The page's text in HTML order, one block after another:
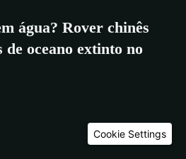
água? Rover chinês
de oceano extinto no
Cookie Settings